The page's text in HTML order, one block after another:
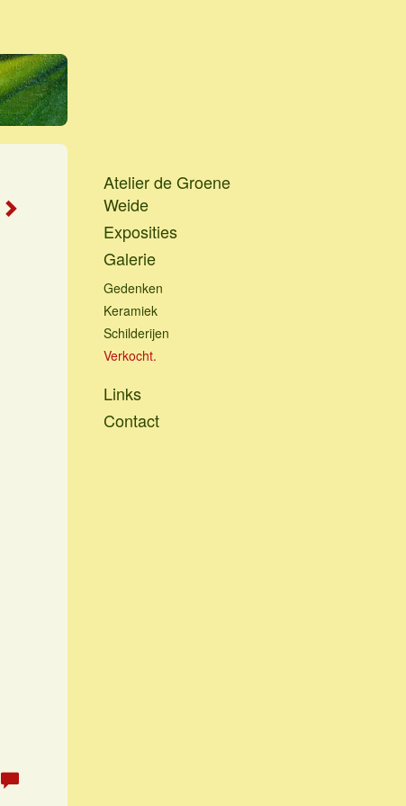
Atelier de Groene
Weide
Exposities
Galerie
Gedenken
Keramiek
Schilderijen
Verkocht.
Links
Contact